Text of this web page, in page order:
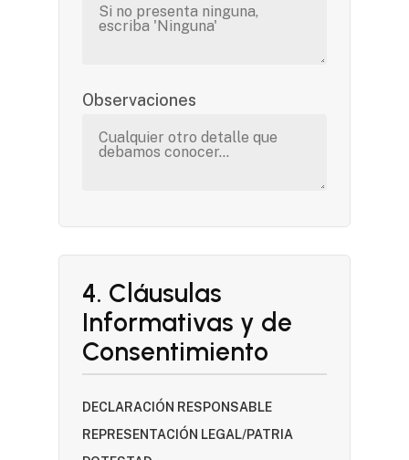
Observaciones
4. Cláusulas
Informativas y de
Consentimiento
DECLARACIÓN RESPONSABLE
REPRESENTACIÓN LEGAL/PATRIA